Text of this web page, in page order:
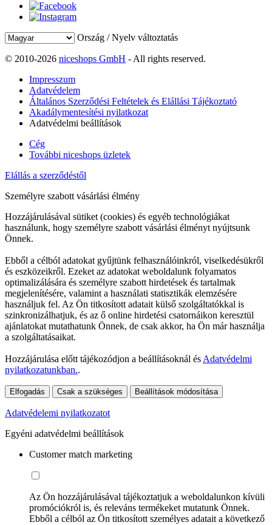
Ország / Nyelv változtatás
© 2010-2026 niceshops GmbH - All rights reserved.
Impresszum
Adatvédelem
Általános Szerződési Feltételek és Elállási Tájékoztató
Akadálymentesítési nyilatkozat
Adatvédelmi beállítások
Cég
További niceshops üzletek
Elállás a szerződéstől
Személyre szabott vásárlási élmény
Hozzájárulásával sütiket (cookies) és egyéb technológiákat
használunk, hogy személyre szabott vásárlási élményt nyújtsunk
Önnek.
Ebből a célból adatokat gyűjtünk felhasználóinkról, viselkedésükről
és eszközeikről. Ezeket az adatokat weboldalunk folyamatos
optimalizálására és személyre szabott hirdetések és tartalmak
megjelenítésére, valamint a használati statisztikák elemzésére
használjuk fel. Az Ön titkosított adatait külső szolgáltatókkal is
szinkronizálhatjuk, és az ő online hirdetési csatornáikon keresztül
ajánlatokat mutathatunk Önnek, de csak akkor, ha Ön már használja
a szolgáltatásaikat.
Hozzájárulása előtt tájékozódjon a beállításoknál és Adatvédelmi
nyilatkozatunkban..
Elfogadás Csak a szükséges Beállítások módosítása
Adatvédelemi nyilatkozatot
Egyéni adatvédelmi beállítások
Customer match marketing
Az Ön hozzájárulásával tájékoztatjuk a weboldalunkon kívüli
promóciókról is, és releváns termékeket mutatunk Önnek.
Ebből a célból az Ön titkosított személyes adatait a következő